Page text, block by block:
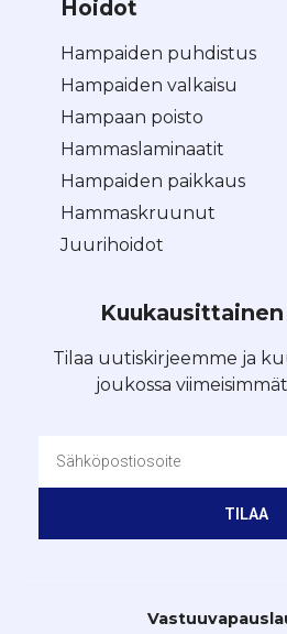
Hoidot
Hampaiden puhdistus
Hampaiden valkaisu
Hampaan poisto
Hammaslaminaatit
Hampaiden paikkaus
Hammaskruunut
Juurihoidot
Tilaa uutiskirjeemme ja
joukossa
TILAA